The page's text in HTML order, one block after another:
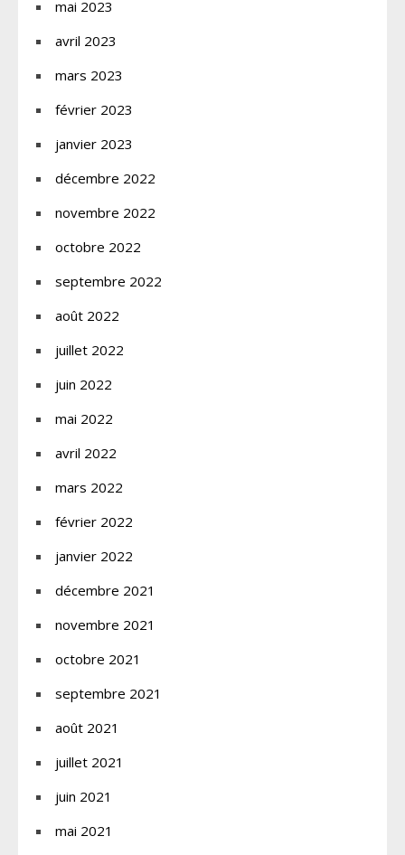
mai 2023
avril 2023
mars 2023
février 2023
janvier 2023
décembre 2022
novembre 2022
octobre 2022
septembre 2022
août 2022
juillet 2022
juin 2022
mai 2022
avril 2022
mars 2022
février 2022
janvier 2022
décembre 2021
novembre 2021
octobre 2021
septembre 2021
août 2021
juillet 2021
juin 2021
mai 2021